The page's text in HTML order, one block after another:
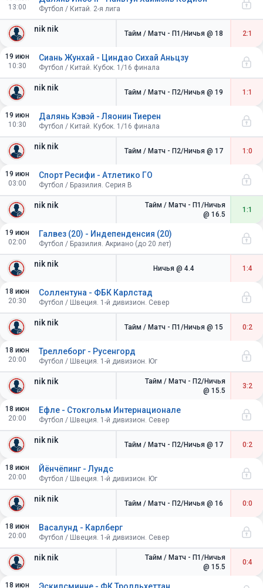
13:00
nik nik
Футбол / Китай. 2-я лига
Тайм / Матч - П1/Ничья @ 18 2:1
19 июн
10:30
nik nik
Сиань Жунхай - Циндао Сихай Аньцзу
Футбол / Китай. Кубок. 1/16 финала
Тайм / Матч - П2/Ничья @ 19 1:1
19 июн
10:30
nik nik
Далянь Кэвэй - Ляонин Тиерен
Футбол / Китай. Кубок. 1/16 финала
Тайм / Матч - П2/Ничья @ 17 1:0
19 июн
03:00
nik nik
Спорт Ресифи - Атлетико ГО
Футбол / Бразилия. Серия B
Тайм / Матч - П1/Ничья
@ 16.5
1:1
19 июн
02:00
nik nik
Галвез (20) - Индепенденсия (20)
Футбол / Бразилия. Акриано (до 20 лет)
Ничья @ 4.4 1:4
18 июн
20:30
nik nik
Соллентуна - ФБК Карлстад
Футбол / Швеция. 1-й дивизион. Север
Тайм / Матч - П1/Ничья @ 15 0:2
18 июн
20:00
nik nik
Треллеборг - Русенгорд
Футбол / Швеция. 1-й дивизион. Юг
Тайм / Матч - П2/Ничья
@ 15.5
3:2
18 июн
20:00
nik nik
Ефле - Стокгольм Интернационале
Футбол / Швеция. 1-й дивизион. Север
Тайм / Матч - П2/Ничья @ 17 0:2
18 июн
20:00
nik nik
Йёнчёпинг - Лундс
Футбол / Швеция. 1-й дивизион. Юг
Тайм / Матч - П2/Ничья @ 16 0:0
18 июн
20:00
nik nik
Васалунд - Карлберг
Футбол / Швеция. 1-й дивизион. Север
Тайм / Матч - П1/Ничья
@ 15.5
0:4
18 июн